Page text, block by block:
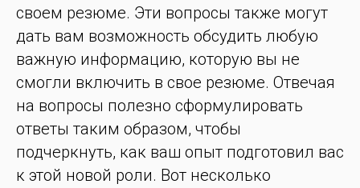
своем резюме. Эти вопросы также могут
дать вам возможность обсудить любую
важную информацию, которую вы не
смогли включить в свое резюме. Отвечая
на вопросы полезно сформулировать
ответы таким образом, чтобы
подчеркнуть, как ваш опыт подготовил вас
к этой новой роли. Вот несколько